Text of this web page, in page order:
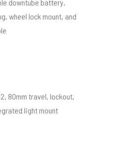
downtube battery,
wheel lock mount, and
80mm travel, lockout,
light mount